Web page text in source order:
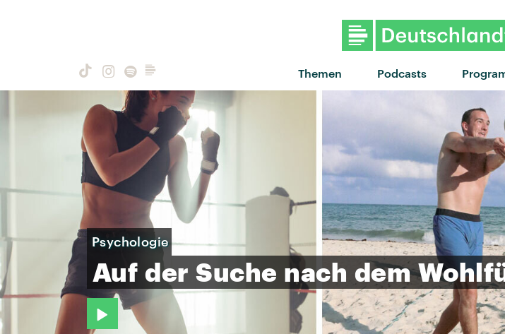
Themen Podcasts
Psychologie
Auf der Suche nach dem